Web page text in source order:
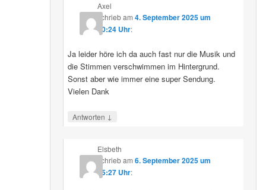
Axel
schriebam 4. September 2025 um
10:24 Uhr:
Ja leider höre ich da auch fast nur die Musik und
die Stimmen verschwimmen im Hintergrund.
Sonst aber wie immer eine super Sendung.
Vielen Dank
Antworten ↓
Elsbeth
schriebam 6. September 2025 um
15:27 Uhr: